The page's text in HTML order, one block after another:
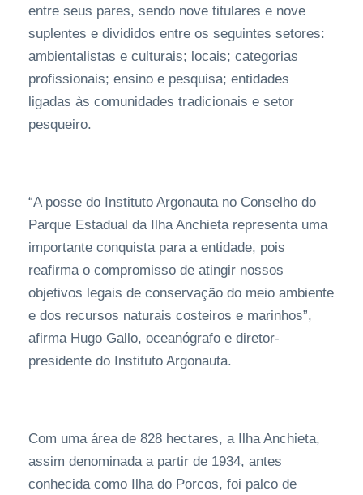
entre seus pares, sendo nove titulares e nove
suplentes e divididos entre os seguintes setores:
ambientalistas e culturais; locais; categorias
profissionais; ensino e pesquisa; entidades
ligadas às comunidades tradicionais e setor
pesqueiro.
“A posse do Instituto Argonauta no Conselho do
Parque Estadual da Ilha Anchieta representa uma
importante conquista para a entidade, pois
reafirma o compromisso de atingir nossos
objetivos legais de conservação do meio ambiente
e dos recursos naturais costeiros e marinhos”,
afirma Hugo Gallo, oceanógrafo e diretor-
presidente do Instituto Argonauta.
Com uma área de 828 hectares, a Ilha Anchieta,
assim denominada a partir de 1934, antes
conhecida como Ilha do Porcos, foi palco de